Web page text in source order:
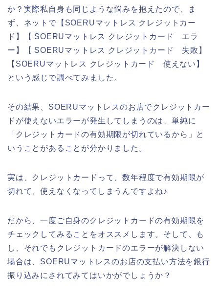
か？実際私自身も同じような悩みを抱えたので、ま
ず、ネットで【SOERUマットレス クレジットカー
ド】【 SOERUマットレス クレジットカード エラ
ー】【 SOERUマットレス クレジットカード 失敗】
【SOERUマットレス クレジットカード 使えない】
という感じで調べてみました。
その結果、SOERUマットレスのお店でクレジットカー
ドが使えないエラーが発生してしまうのは、単純に
「クレジットカードの有効期限が切れているから」と
いうことがあることが分かりました。
実は、クレジットカードって、数年程度で有効期限が
切れて、使えなくなってしまうんですよね♪
だから、一度ご自身のクレジットカードの有効期限を
チェックしてみることをオススメします。そして、も
し、それでもクレジットカードのエラーが解決しない
場合は、SOERUマットレスのお店の支払い方法を銀行
振り込みにされてみてはいかがでしょうか？